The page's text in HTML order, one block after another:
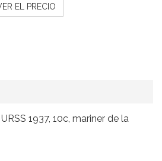
EL PRECIO
1937, 10c, mariner de la